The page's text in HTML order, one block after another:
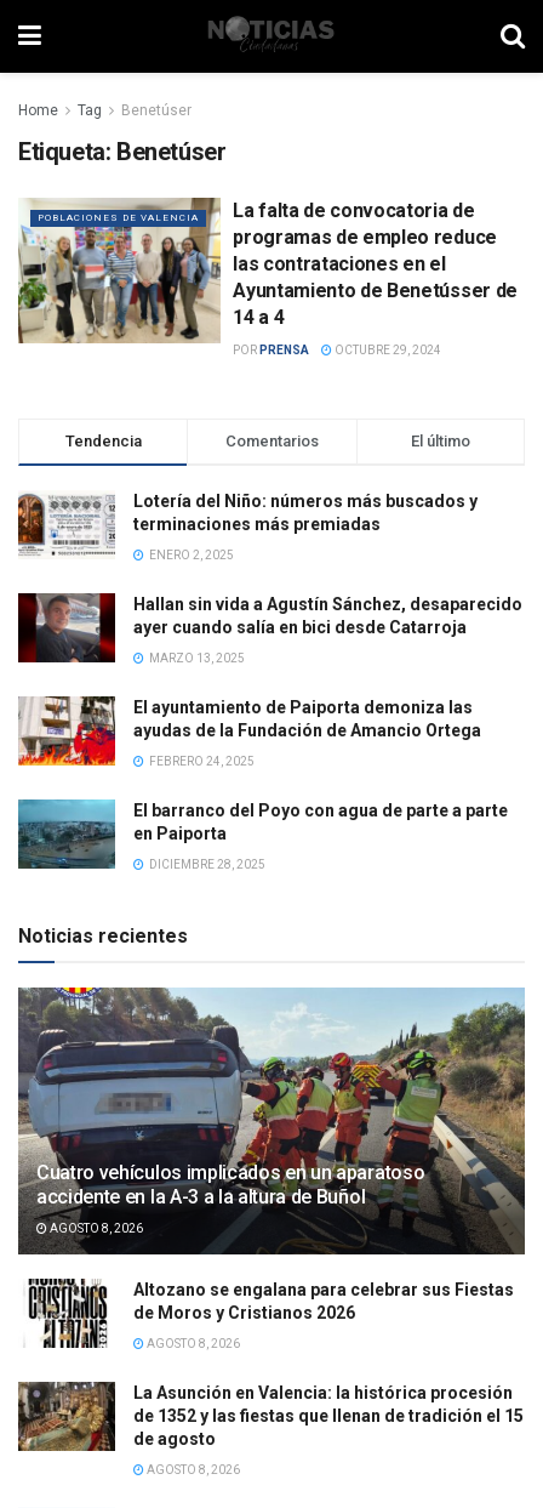
Home Tag Benetúser
Etiqueta: Benetúser
POBLACIONES DE VALENCIA
La falta de convocatoria de
programas de empleo reduce
las contrataciones en el
Ayuntamiento de Benetússer de
14 a 4
POR PRENSA OCTUBRE 29, 2024
Tendencia Comentarios El último
Lotería del Niño: números más buscados y
terminaciones más premiadas
ENERO 2, 2025
Hallan sin vida a Agustín Sánchez, desaparecido
ayer cuando salía en bici desde Catarroja
MARZO 13, 2025
El ayuntamiento de Paiporta demoniza las
ayudas de la Fundación de Amancio Ortega
FEBRERO 24, 2025
El barranco del Poyo con agua de parte a parte
en Paiporta
DICIEMBRE 28, 2025
Noticias recientes
Cuatro vehículos implicados en un aparatoso
accidente en la A-3 a la altura de Buñol
AGOSTO 8, 2026
Altozano se engalana para celebrar sus Fiestas
de Moros y Cristianos 2026
AGOSTO 8, 2026
La Asunción en Valencia: la histórica procesión
de 1352 y las fiestas que llenan de tradición el 15
de agosto
AGOSTO 8, 2026